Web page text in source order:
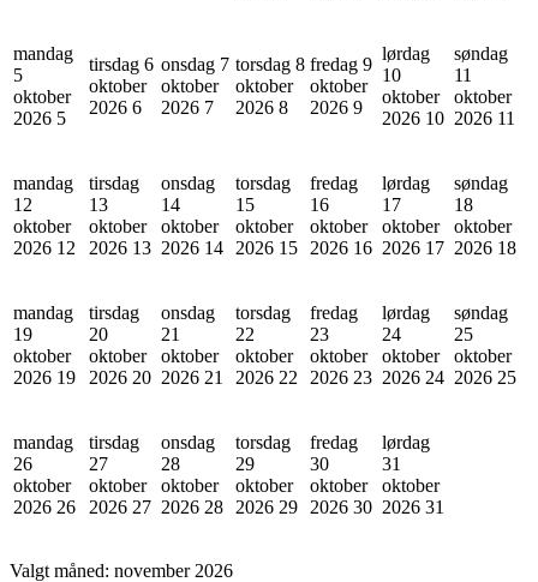
mandag
5
oktober
2026 5
tirsdag 6
oktober
2026 6
onsdag 7
oktober
2026 7
torsdag 8
oktober
2026 8
fredag 9
oktober
2026 9
lørdag
10
oktober
2026 10
søndag
11
oktober
2026 11
mandag
12
oktober
2026 12
tirsdag
13
oktober
2026 13
onsdag
14
oktober
2026 14
torsdag
15
oktober
2026 15
fredag
16
oktober
2026 16
lørdag
17
oktober
2026 17
søndag
18
oktober
2026 18
mandag
19
oktober
2026 19
tirsdag
20
oktober
2026 20
onsdag
21
oktober
2026 21
torsdag
22
oktober
2026 22
fredag
23
oktober
2026 23
lørdag
24
oktober
2026 24
søndag
25
oktober
2026 25
mandag
26
oktober
2026 26
tirsdag
27
oktober
2026 27
onsdag
28
oktober
2026 28
torsdag
29
oktober
2026 29
fredag
30
oktober
2026 30
lørdag
31
oktober
2026 31
Valgt måned: november 2026